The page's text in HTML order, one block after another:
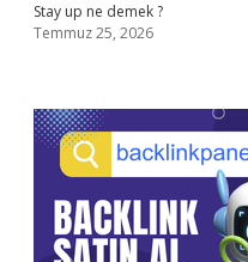
Stay up ne demek ?
Temmuz 25, 2026